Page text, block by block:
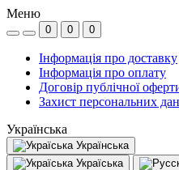
Меню
0 0 0
Інформація про доставку
Інформація про оплату
Договір публічної
Захист персональних
Українська
Українська
Україська